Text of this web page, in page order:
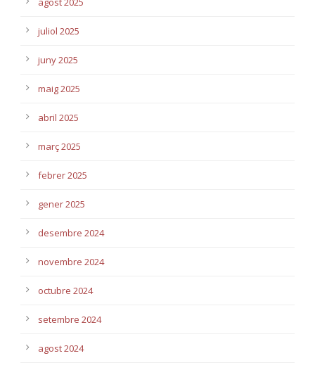
juliol 2025
juny 2025
maig 2025
abril 2025
març 2025
febrer 2025
gener 2025
desembre 2024
novembre 2024
octubre 2024
setembre 2024
agost 2024